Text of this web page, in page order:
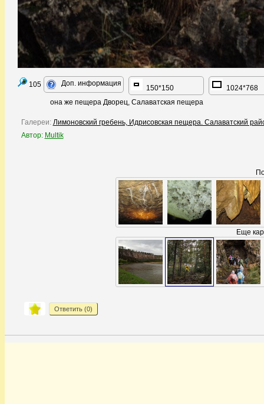
105 Доп. информация
150*150
1024*768
она же пещера Дворец, Салаватская пещера
Галереи: Лимоновский гребень, Идрисовская пещера. Салаватский
Автор: Multik
Еще
Ответить (0)